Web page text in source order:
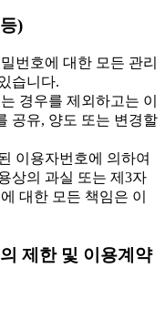
)
번호에 대한 모든 관리
습니다.
경우를 제외하고는 이
공유, 양도 또는 변경할
이용자번호에 의하여
상의 과실 또는 제3자
대한 모든 책임은 이
제한 및 이용계약